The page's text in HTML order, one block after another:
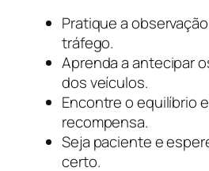
Pratique a
tráfego.
Aprenda a antecipar
dos veículos.
Encontre o equilíbrio
recompensa.
Seja paciente e
certo.